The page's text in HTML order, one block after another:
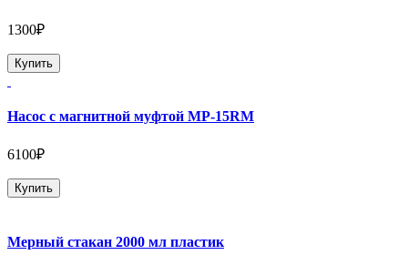
1300₽
Купить
Насос с магнитной муфтой MP-15RM
6100₽
Купить
Мерный стакан 2000 мл пластик